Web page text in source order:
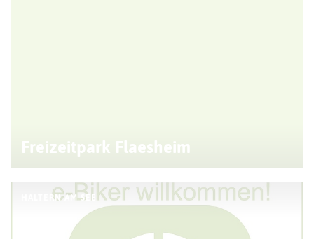
Freizeitpark Flaesheim
HALTERN AM SEE